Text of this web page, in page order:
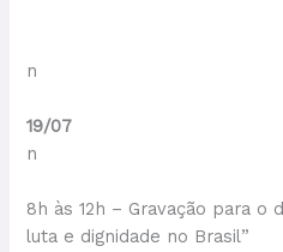
n
19/07
n
8h às 12h – Gravação para o
luta e dignidade no Brasil”